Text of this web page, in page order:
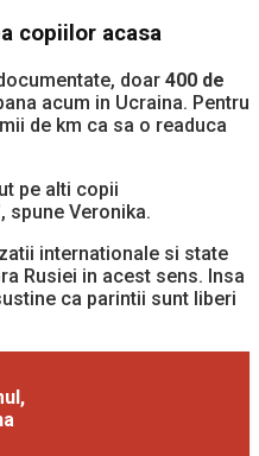
copiilor acasa
doar 400 de
acum in Ucraina. Pentru
de km ca sa o readuca
pe alti copii
spune Veronika.
internationale si state
Rusiei in acest sens. Insa
ca parintii sunt liberi